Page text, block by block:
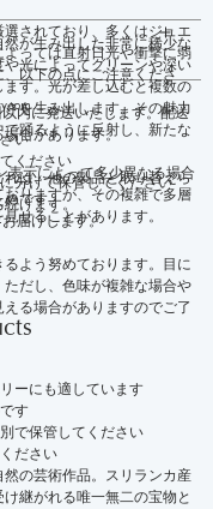
が生み出した非常に稀少な
光によってグリーンや深い
す。光が差し込むと複数の
を生み出します。その魅力
踊るように反射し、新たな
表示によって多少異なる場合
りますが、その複雑で多層
せることがあります。
ーにも適しています
す
で保管してください
ださい
の芸術作品。スリランカ産
継がれる唯一無二の宝物と
されており、多くはジュエ
っては直射日光や衝撃に弱
以下の点にご注意くださ
い
ください
分けて保管してください
けます。
以内に発送いたします。配送
合があります。
れは、他の製品と取り替えら
めです。
届けします。
よう努めております。目に
だし、色味が複雑な場合や
る場合がありますのでご了